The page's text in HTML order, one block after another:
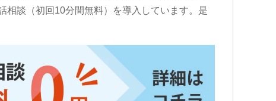
相談（初回10分間無料）を導入しています。是